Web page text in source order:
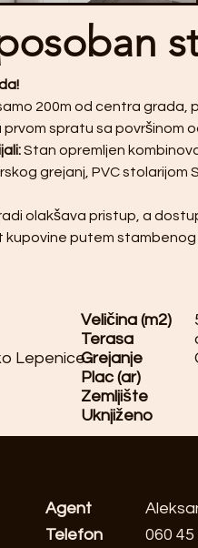
200m od centra grada,
prvom spratu sa površinom
Stan opremljen
grejanj, PVC
olakšava pristup, a
kupovine putem
Veličina (m2)
Terasa
LepeniceGrejanje
Plac (ar)
Zemljište
Uknjiženo
Agent
Telefon
060 45